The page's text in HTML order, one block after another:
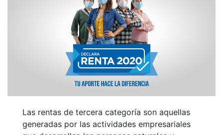
Las rentas de tercera categoría son aquellas
generadas por las actividades empresariales